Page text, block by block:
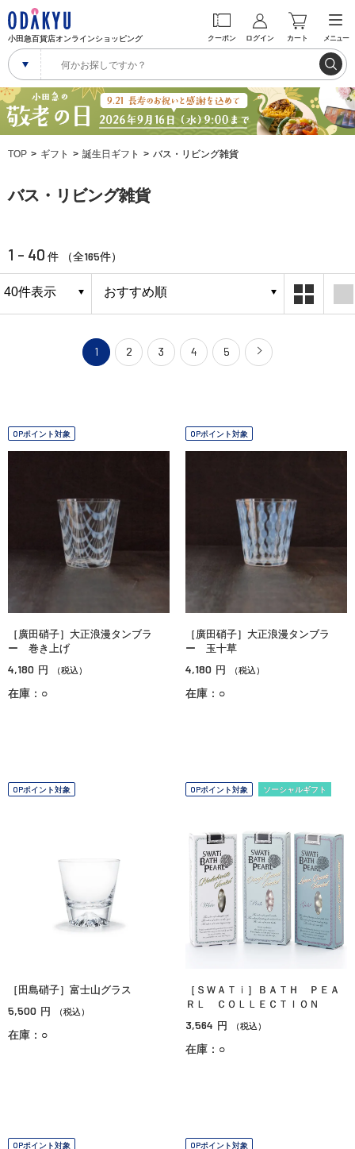
小田急百貨店オンラインショッピング クーポン ログイン カート メニュー
TOP ギフト 誕生日ギフト バス・リビング雑貨
バス・リビング雑貨
1 - 40 件 （全165件）
1 2 3 4 5
OPポイント対象
［廣田硝子］大正浪漫タンブラ
ー 巻き上げ
4,180 円 （税込）
在庫：○
OPポイント対象
［廣田硝子］大正浪漫タンブラ
ー 玉十草
4,180 円 （税込）
在庫：○
OPポイント対象
［田島硝子］富士山グラス
5,500 円 （税込）
在庫：○
OPポイント対象 ソーシャルギフト
［ＳＷＡＴｉ］ＢＡＴＨ ＰＥＡ
ＲＬ ＣＯＬＬＥＣＴＩＯＮ
3,564 円 （税込）
在庫：○
OPポイント対象 OPポイント対象